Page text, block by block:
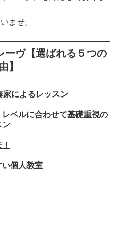
ませ。
ーヴ【選ばれる５つの
】
によるレッスン
ベルに合わせて基礎重視の
ン
個人教室